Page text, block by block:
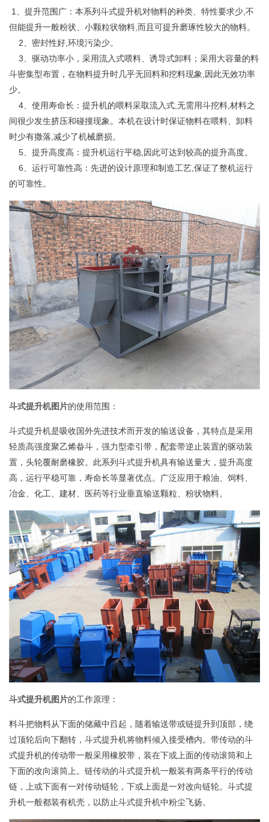
1、提升范围广：本系列斗式提升机对物料的种类、特性要求少,不
但能提升一般粉状、小颗粒状物料,而且可提升磨琢性较大的物料。
2、密封性好,环境污染少。
3、驱动功率小，采用流入式喂料、诱导式卸料；采用大容量的料
斗密集型布置，在物料提升时几乎无回料和挖料现象,因此无效功率
少。
4、使用寿命长：提升机的喂料采取流入式,无需用斗挖料,材料之
间很少发生挤压和碰撞现象。本机在设计时保证物料在喂料、卸料
时少有撒落,减少了机械磨损。
5、提升高度高：提升机运行平稳,因此可达到较高的提升高度。
6、运行可靠性高：先进的设计原理和制造工艺,保证了整机运行
的可靠性。
斗式提升机图片的使用范围：
斗式提升机是吸收国外先进技术而开发的输送设备，其特点是采用
轻质高强度聚乙烯畚斗，强力型牵引带，配套带逆止装置的驱动装
置，头轮覆耐磨橡胶。此系列斗式提升机具有输送量大，提升高度
高，运行平稳可靠，寿命长等显著优点。广泛应用于粮油、饲料、
冶金、化工、建材、医药等行业垂直输送颗粒、粉状物料。
斗式提升机图片的工作原理：
料斗把物料从下面的储藏中舀起，随着输送带或链提升到顶部，绕
过顶轮后向下翻转，斗式提升机将物料倾入接受槽内。带传动的斗
式提升机的传动带一般采用橡胶带，装在下或上面的传动滚筒和上
下面的改向滚筒上。链传动的斗式提升机一般装有两条平行的传动
链，上或下面有一对传动链轮，下或上面是一对改向链轮。斗式提
升机一般都装有机壳，以防止斗式提升机中粉尘飞扬。